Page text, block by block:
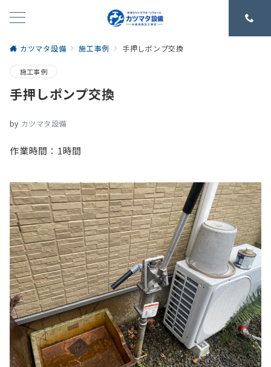
カツマタ設備 施工事例 手押しポンプ交換
施工事例
手押しポンプ交換
by カツマタ設備
作業時間：1時間